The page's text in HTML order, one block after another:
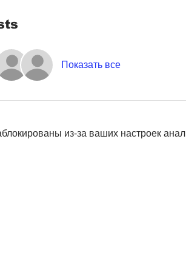
Показать все
из-за ваших настроек